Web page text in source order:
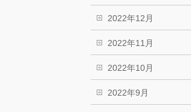
2022年12月
2022年11月
2022年10月
2022年9月